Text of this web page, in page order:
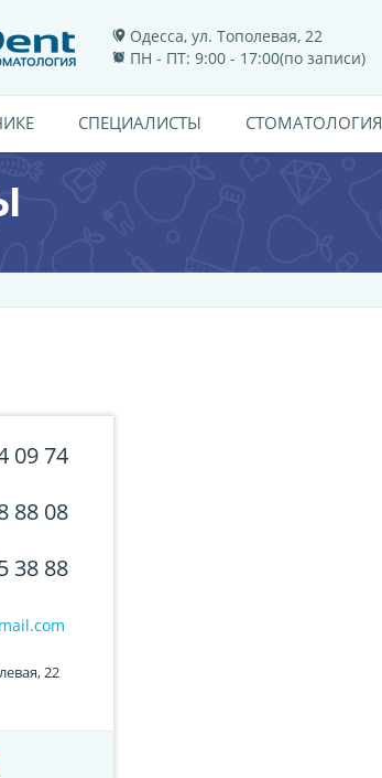
Одесса, ул. Тополевая, 22
ПН - ПТ: 9:00 - 17:00(по записи)
СПЕЦИАЛИСТЫ CТОМАТОЛОГИЯ
09 74
88 08
38 88
22